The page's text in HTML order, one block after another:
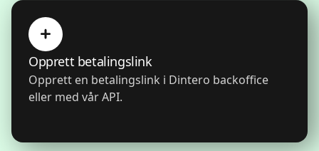
Opprett betalingslink
Opprett en betalingslink i Dintero backoffice
eller med vår API.